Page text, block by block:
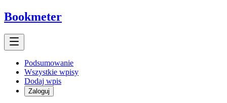
Bookmeter
Podsumowanie
Wszystkie wpisy
Dodaj wpis
Zaloguj